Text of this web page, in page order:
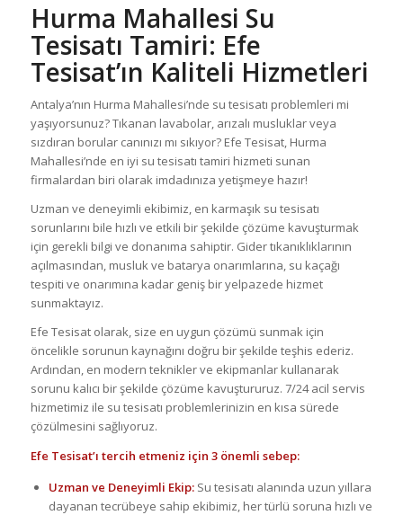
Hurma Mahallesi Su
Tesisatı Tamiri: Efe
Tesisat’ın Kaliteli Hizmetleri
Antalya’nın Hurma Mahallesi’nde su tesisatı problemleri mi
yaşıyorsunuz? Tıkanan lavabolar, arızalı musluklar veya
sızdıran borular canınızı mı sıkıyor? Efe Tesisat, Hurma
Mahallesi’nde en iyi su tesisatı tamiri hizmeti sunan
firmalardan biri olarak imdadınıza yetişmeye hazır!
Uzman ve deneyimli ekibimiz, en karmaşık su tesisatı
sorunlarını bile hızlı ve etkili bir şekilde çözüme kavuşturmak
için gerekli bilgi ve donanıma sahiptir. Gider tıkanıklıklarının
açılmasından, musluk ve batarya onarımlarına, su kaçağı
tespiti ve onarımına kadar geniş bir yelpazede hizmet
sunmaktayız.
Efe Tesisat olarak, size en uygun çözümü sunmak için
öncelikle sorunun kaynağını doğru bir şekilde teşhis ederiz.
Ardından, en modern teknikler ve ekipmanlar kullanarak
sorunu kalıcı bir şekilde çözüme kavuştururuz. 7/24 acil servis
hizmetimiz ile su tesisatı problemlerinizin en kısa sürede
çözülmesini sağlıyoruz.
Efe Tesisat’ı tercih etmeniz için 3 önemli sebep:
Uzman ve Deneyimli Ekip:Su tesisatı alanında uzun yıllara
dayanan tecrübeye sahip ekibimiz, her türlü soruna hızlı ve